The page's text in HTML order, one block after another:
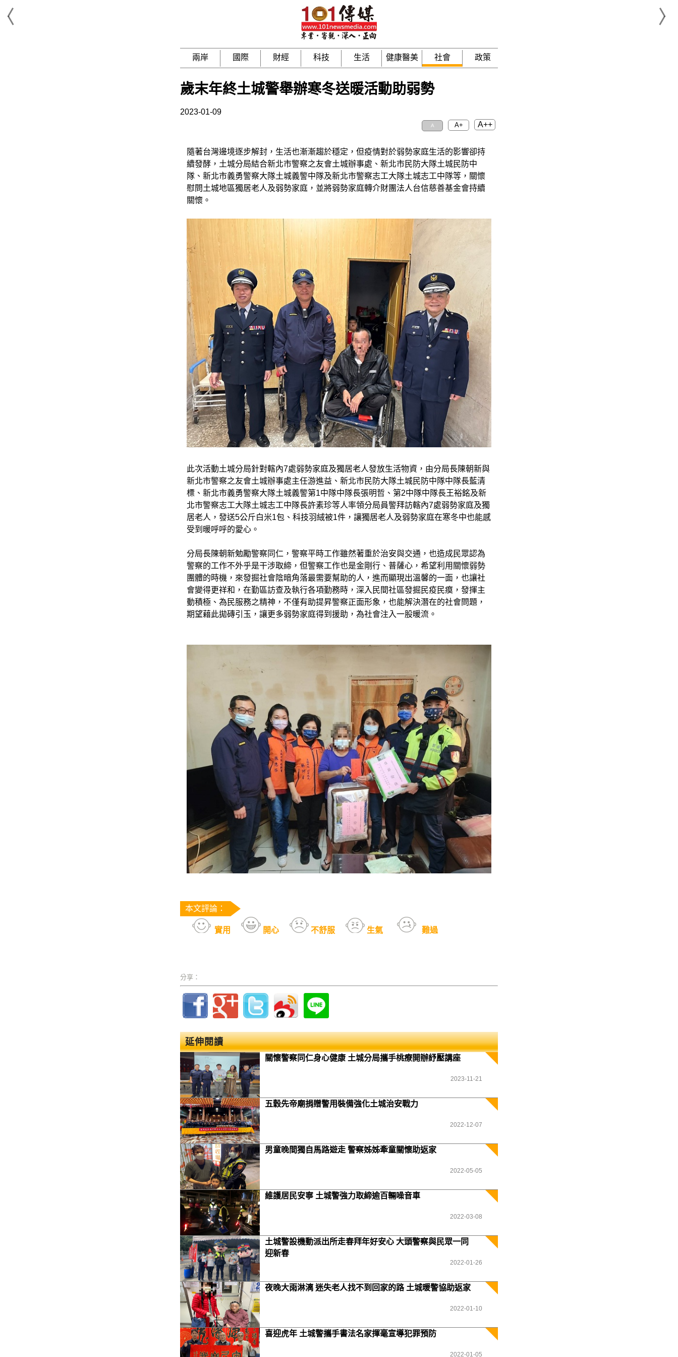
兩岸 國際 財經 科技 生活 健康醫美 社會 政策
歲末年終土城警舉辦寒冬送暖活動助弱勢
2023-01-09
A A+ A++
隨著台灣邊境逐步解封，生活也漸漸趨於穩定，但疫情對於弱勢家庭生活的影響卻持
續發酵，土城分局結合新北市警察之友會土城辦事處、新北市民防大隊土城民防中
隊、新北市義勇警察大隊土城義警中隊及新北市警察志工大隊土城志工中隊等，關懷
慰問土城地區獨居老人及弱勢家庭，並將弱勢家庭轉介財團法人台信慈善基金會持續
關懷。
此次活動土城分局針對轄內7處弱勢家庭及獨居老人發放生活物資，由分局長陳朝新與
新北市警察之友會土城辦事處主任游進益、新北市民防大隊土城民防中隊中隊長藍清
標、新北市義勇警察大隊土城義警第1中隊中隊長張明哲、第2中隊中隊長王裕銘及新
北市警察志工大隊土城志工中隊長許素珍等人率領分局員警拜訪轄內7處弱勢家庭及獨
居老人，發送5公斤白米1包、科技羽絨被1件，讓獨居老人及弱勢家庭在寒冬中也能感
受到暖呼呼的愛心。
分局長陳朝新勉勵警察同仁，警察平時工作雖然著重於治安與交通，也造成民眾認為
警察的工作不外乎是干涉取締，但警察工作也是金剛行、普薩心，希望利用關懷弱勢
團體的時機，來發掘社會陰暗角落最需要幫助的人，進而顯現出溫馨的一面，也讓社
會變得更祥和，在勤區訪查及執行各項勤務時，深入民間社區發掘民疫民瘼，發揮主
動積極、為民服務之精神，不僅有助提昇警察正面形象，也能解決潛在的社會問題，
期望藉此拋磚引玉，讓更多弱勢家庭得到援助，為社會注入一股暖流。
本文評論：
實用 開心 不舒服 生氣 難過
分享：
延伸閱讀
關懷警察同仁身心健康 土城分局攜手桃療開辦紓壓講座
2023-11-21
五穀先帝廟捐贈警用裝備強化土城治安戰力
2022-12-07
男童晚間獨自馬路遊走 警察姊姊牽童關懷助返家
2022-05-05
維護居民安寧 土城警強力取締逾百輛噪音車
2022-03-08
土城警設機動派出所走春拜年好安心 大頭警察與民眾一同
迎新春
2022-01-26
夜晚大雨淋漓 迷失老人找不到回家的路 土城暖警協助返家
2022-01-10
喜迎虎年 土城警攜手書法名家揮毫宣導犯罪預防
2022-01-05